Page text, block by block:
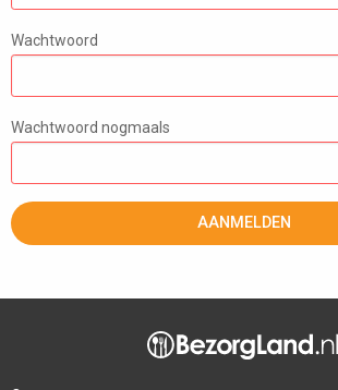
Wachtwoord
Wachtwoord nogmaals
AANMELDEN